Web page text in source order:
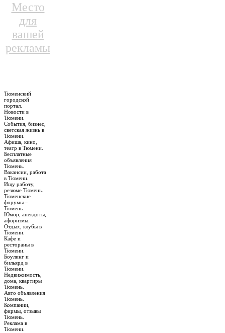
Место
для
вашей
рекламы
Тюменский
городской
портал.
Новости в
Тюмени.
События, бизнес,
светская жизнь в
Тюмени.
Афиша, кино,
театр в Тюмени.
Бесплатные
объявления
Тюмень.
Вакансии, работа
в Тюмени.
Ищу работу,
резюме Тюмень.
Тюменские
форумы –
Тюмень.
Юмор, анекдоты,
афоризмы.
Отдых, клубы в
Тюмени.
Кафе и
рестораны в
Тюмени.
Боулинг и
бильярд в
Тюмени.
Недвижимость,
дома, квартиры
Тюмень.
Авто объявления
Тюмень.
Компании,
фирмы, отзывы
Тюмень.
Реклама в
Тюмени.